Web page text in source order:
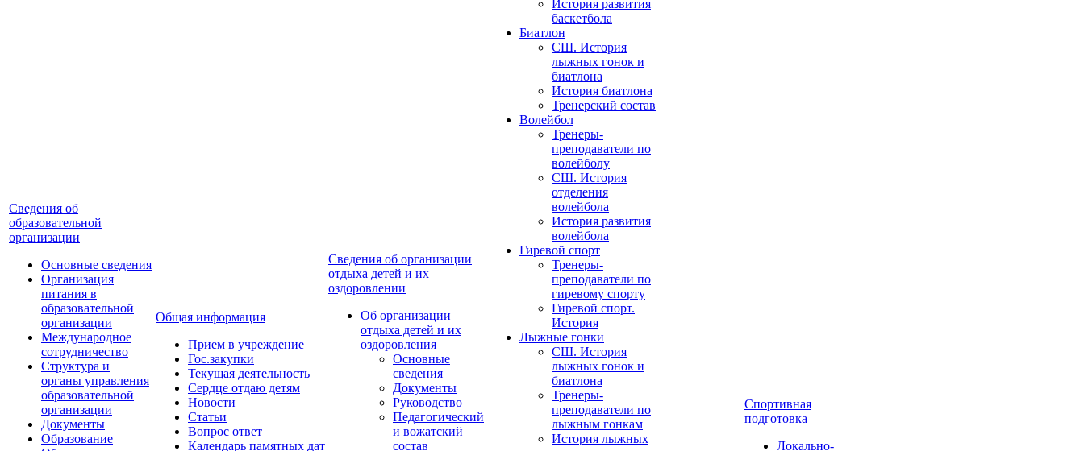
Cведения об
образовательной
организации
Основные сведения
Организация
питания в
образовательной
организации
Международное
сотрудничество
Cтруктура и
органы управления
образовательной
организации
Документы
Образование
Общая информация
Прием в учреждение
Гос.закупки
Текущая деятельность
Сердце отдаю детям
Новости
Статьи
Вопрос ответ
Календарь памятных дат
Сведения об организации
отдыха детей и их
оздоровлении
Об организации
отдыха детей и их
оздоровления
Основные
сведения
Документы
Руководство
Педагогический
и вожатский
состав
История развития
баскетбола
Биатлон
СШ. История
лыжных гонок и
биатлона
История биатлона
Тренерский состав
Волейбол
Тренеры-
преподаватели по
волейболу
СШ. История
отделения
волейбола
История развития
волейбола
Гиревой спорт
Тренеры-
преподаватели по
гиревому спорту
Гиревой спорт.
История
Лыжные гонки
СШ. История
лыжных гонок и
биатлона
Тренеры-
преподаватели по
лыжным гонкам
История лыжных
Спортивная
подготовка
Локально-